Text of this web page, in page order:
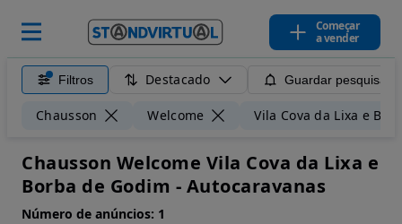
Começar
a vender
Filtros Destacado Guardar pesquisa
Chausson Welcome Vila Cova da Lixa e
Chausson Welcome Vila Cova da Lixa e
Borba de Godim - Autocaravanas
Número de anúncios: 1